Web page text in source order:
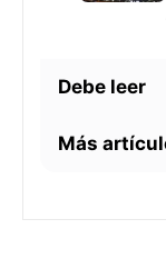
Debe leer
Más